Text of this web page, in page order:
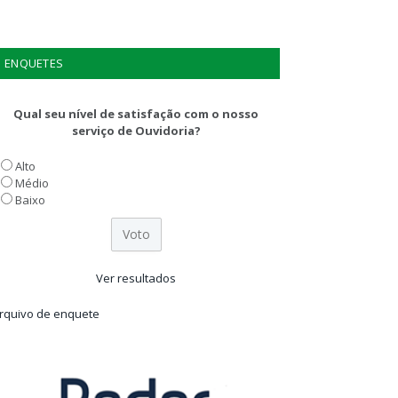
ENQUETES
Qual seu nível de satisfação com o nosso
serviço de Ouvidoria?
Alto
Médio
Baixo
Ver resultados
de enquete